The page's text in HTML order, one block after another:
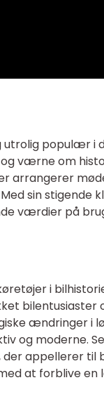
utrolig populær i
værne om
arrangerer
sin stigende
værdier på
i
bilentusiaster
ændringer i
og moderne.
appellerer til
at forblive en